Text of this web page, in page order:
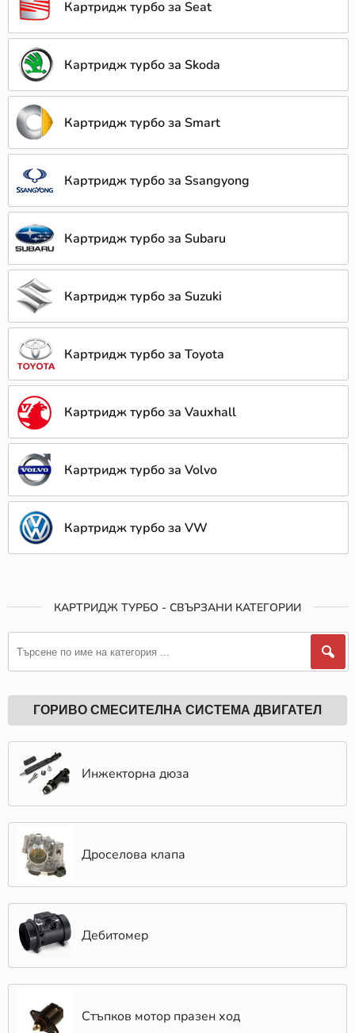
Картридж турбо за Seat
Картридж турбо за Skoda
Картридж турбо за Smart
Картридж турбо за Ssangyong
Картридж турбо за Subaru
Картридж турбо за Suzuki
Картридж турбо за Toyota
Картридж турбо за Vauxhall
Картридж турбо за Volvo
Картридж турбо за VW
КАРТРИДЖ ТУРБО - СВЪРЗАНИ КАТЕГОРИИ
ГОРИВО СМЕСИТЕЛНА СИСТЕМА ДВИГАТЕЛ
Инжекторна дюза
Дроселова клапа
Дебитомер
Стъпков мотор празен ход